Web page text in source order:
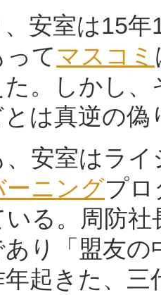
安室は15年
てマスコミ
。しかし
は真逆の
安室はライ
ーニングプ
る。周防
り「盟友
起きた、